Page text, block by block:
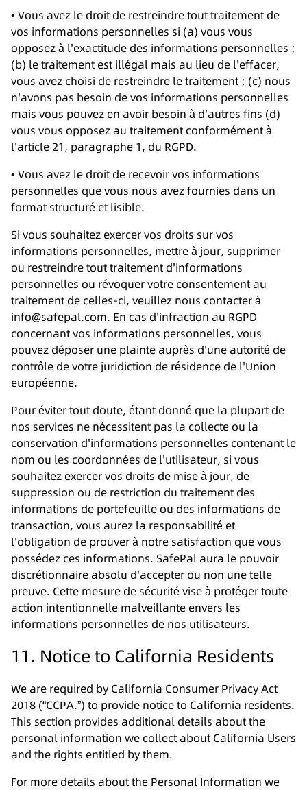
• Vous avez le droit de restreindre tout traitement de
vos informations personnelles si (a) vous vous
opposez à l'exactitude des informations personnelles ;
(b) le traitement est illégal mais au lieu de l'effacer,
vous avez choisi de restreindre le traitement ; (c) nous
n'avons pas besoin de vos informations personnelles
mais vous pouvez en avoir besoin à d'autres fins (d)
vous vous opposez au traitement conformément à
l'article 21, paragraphe 1, du RGPD.
• Vous avez le droit de recevoir vos informations
personnelles que vous nous avez fournies dans un
format structuré et lisible.
Si vous souhaitez exercer vos droits sur vos
informations personnelles, mettre à jour, supprimer
ou restreindre tout traitement d'informations
personnelles ou révoquer votre consentement au
traitement de celles-ci, veuillez nous contacter à
info@safepal.com. En cas d'infraction au RGPD
concernant vos informations personnelles, vous
pouvez déposer une plainte auprès d'une autorité de
contrôle de votre juridiction de résidence de l'Union
européenne.
Pour éviter tout doute, étant donné que la plupart de
nos services ne nécessitent pas la collecte ou la
conservation d'informations personnelles contenant le
nom ou les coordonnées de l'utilisateur, si vous
souhaitez exercer vos droits de mise à jour, de
suppression ou de restriction du traitement des
informations de portefeuille ou des informations de
transaction, vous aurez la responsabilité et
l'obligation de prouver à notre satisfaction que vous
possédez ces informations. SafePal aura le pouvoir
discrétionnaire absolu d'accepter ou non une telle
preuve. Cette mesure de sécurité vise à protéger toute
action intentionnelle malveillante envers les
informations personnelles de nos utilisateurs.
11. Notice to California Residents
We are required by California Consumer Privacy Act
2018 (“CCPA.”) to provide notice to California residents.
This section provides additional details about the
personal information we collect about California Users
and the rights entitled by them.
For more details about the Personal Information we